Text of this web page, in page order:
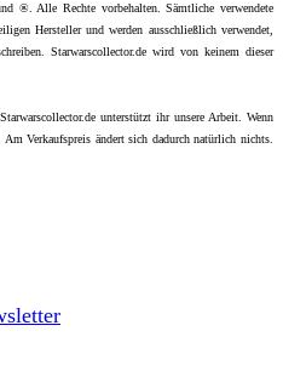
®. Alle Rechte vorbehalten. Sämtliche verwendete
Hersteller und werden ausschließlich verwendet,
Starwarscollector.de wird von keinem dieser
unterstützt ihr unsere Arbeit. Wenn
Verkaufspreis ändert sich dadurch natürlich nichts.